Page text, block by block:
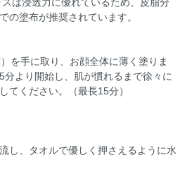
は浸透力に優れているため、皮脂分
の塗布が推奨されています。
を手に取り、お顔全体に薄く塗りま
分より開始し、肌が慣れるまで徐々に
てください。（最長15分）
し、タオルで優しく押さえるように水